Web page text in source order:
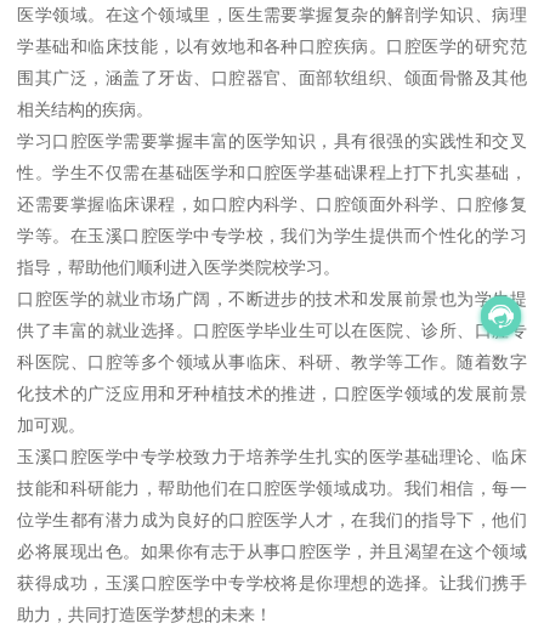
医学领域。在这个领域里，医生需要掌握复杂的解剖学知识、病理
学基础和临床技能，以有效地和各种口腔疾病。口腔医学的研究范
围其广泛，涵盖了牙齿、口腔器官、面部软组织、颌面骨骼及其他
相关结构的疾病。
学习口腔医学需要掌握丰富的医学知识，具有很强的实践性和交叉
性。学生不仅需在基础医学和口腔医学基础课程上打下扎实基础，
还需要掌握临床课程，如口腔内科学、口腔颌面外科学、口腔修复
学等。在玉溪口腔医学中专学校，我们为学生提供而个性化的学习
指导，帮助他们顺利进入医学类院校学习。
口腔医学的就业市场广阔，不断进步的技术和发展前景也为学生提
供了丰富的就业选择。口腔医学毕业生可以在医院、诊所、口腔专
科医院、口腔等多个领域从事临床、科研、教学等工作。随着数字
化技术的广泛应用和牙种植技术的推进，口腔医学领域的发展前景
加可观。
玉溪口腔医学中专学校致力于培养学生扎实的医学基础理论、临床
技能和科研能力，帮助他们在口腔医学领域成功。我们相信，每一
位学生都有潜力成为良好的口腔医学人才，在我们的指导下，他们
必将展现出色。如果你有志于从事口腔医学，并且渴望在这个领域
获得成功，玉溪口腔医学中专学校将是你理想的选择。让我们携手
助力，共同打造医学梦想的未来！